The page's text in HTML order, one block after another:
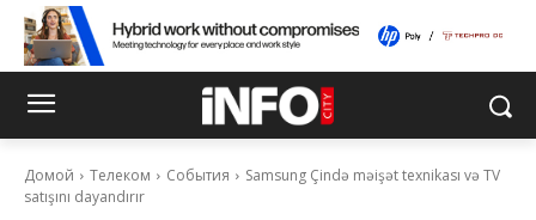
Домой Телеком События
Samsung Çində məişət texnikası və TV
satışını dayandırır